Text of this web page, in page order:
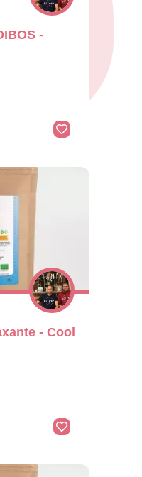
-
- Cool